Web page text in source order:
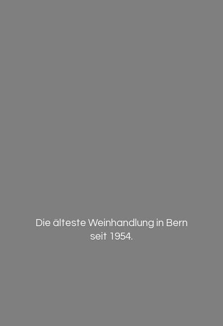
Die älteste Weinhandlung in Bern
seit 1954.